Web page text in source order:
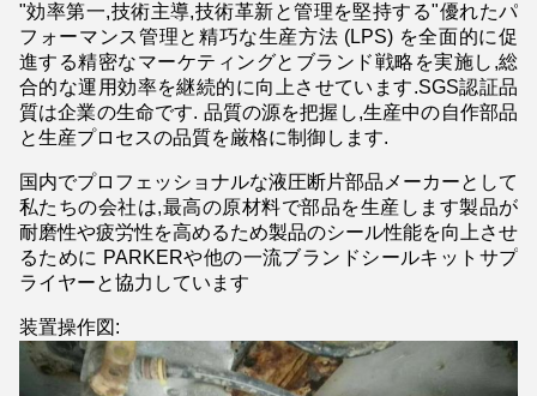
"効率第一,技術主導,技術革新と管理を堅持する"優れたパ
フォーマンス管理と精巧な生産方法 (LPS) を全面的に促
進する精密なマーケティングとブランド戦略を実施し,総
合的な運用効率を継続的に向上させています.SGS認証品
質は企業の生命です. 品質の源を把握し,生産中の自作部品
と生産プロセスの品質を厳格に制御します.
国内でプロフェッショナルな液圧断片部品メーカーとして
私たちの会社は,最高の原材料で部品を生産します製品が
耐磨性や疲労性を高めるため製品のシール性能を向上させ
るために PARKERや他の一流ブランドシールキットサプ
ライヤーと協力しています
装置操作図: